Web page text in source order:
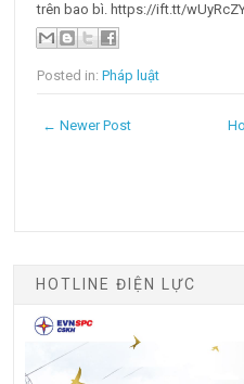
trên bao bì. https://ift.tt/
Posted in:Pháp luật
← Newer Post
HOTLINE ĐIỆN LỰC